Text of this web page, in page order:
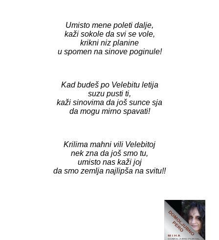
Umisto mene poleti dalje,
kaži sokole da svi se vole,
krikni niz planine
u spomen na sinove poginule!
Kad budeš po Velebitu letija
suzu pusti ti,
kaži sinovima da još sunce sja
da mogu mirno spavati!
Krilima mahni vili Velebitoj
nek zna da još smo tu,
umisto nas kaži joj
da smo zemlja najlipša na svitu!!